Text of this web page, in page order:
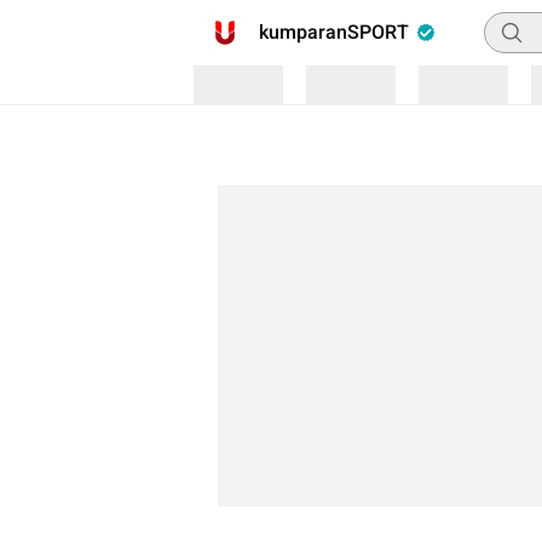
kumparanSPORT